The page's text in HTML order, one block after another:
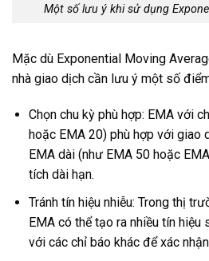
Một số lưu ý khi sử dụng
Mặc dù Exponential Moving
nhà giao dịch cần lưu ý một số
Chọn chu kỳ phù hợp: EMA với
hoặc EMA 20) phù hợp với giao
EMA dài (như EMA 50 hoặc
tích dài hạn.
Tránh tín hiệu nhiễu: Trong thị
EMA có thể tạo ra nhiều tín hiệu
với các chỉ báo khác để xác